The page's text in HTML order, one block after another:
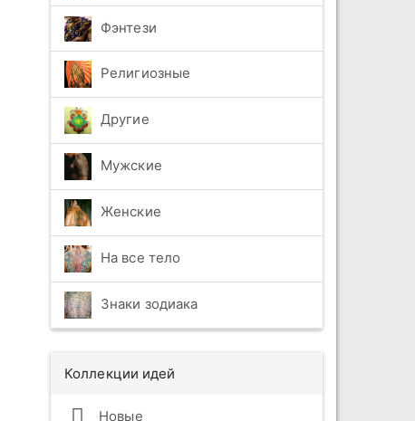
Фэнтези
Религиозные
Другие
Мужские
Женские
На все тело
Знаки зодиака
Коллекции идей
Новые